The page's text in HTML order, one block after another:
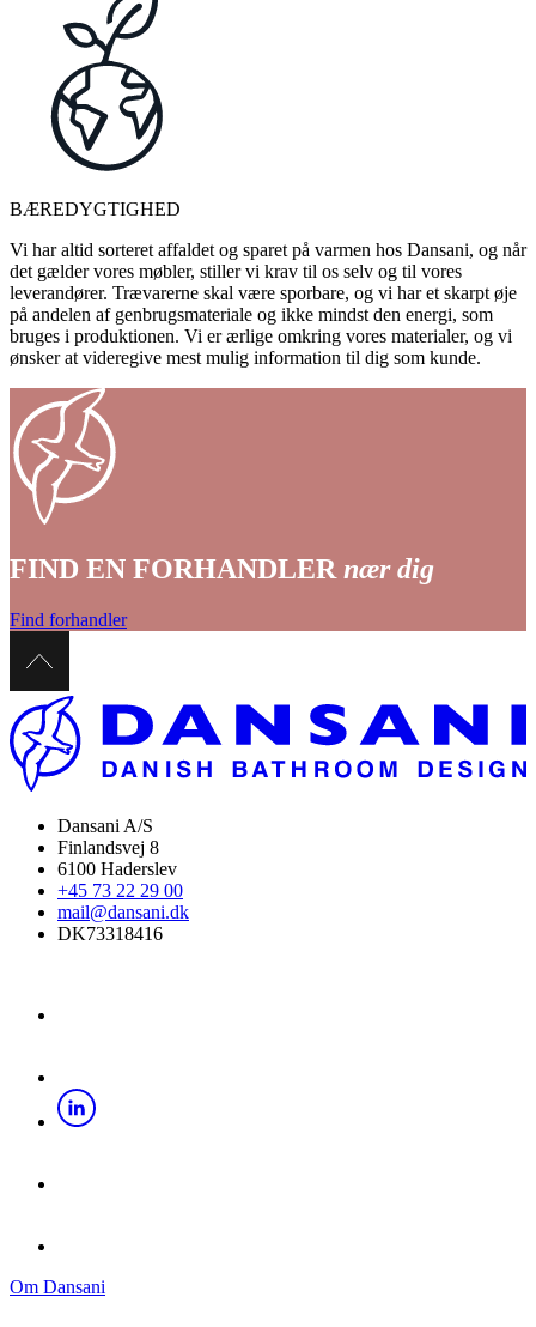
BÆREDYGTIGHED
Vi har altid sorteret affaldet og sparet på varmen hos Dansani, og når
det gælder vores møbler, stiller vi krav til os selv og til vores
leverandører. Trævarerne skal være sporbare, og vi har et skarpt øje
på andelen af genbrugsmateriale og ikke mindst den energi, som
bruges i produktionen. Vi er ærlige omkring vores materialer, og vi
ønsker at videregive mest mulig information til dig som kunde.
FIND EN FORHANDLER nær dig
Find forhandler
Dansani A/S
Finlandsvej 8
6100 Haderslev
+45 73 22 29 00
mail@dansani.dk
DK73318416
Om Dansani